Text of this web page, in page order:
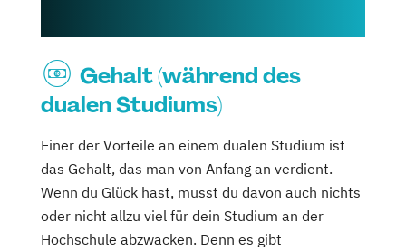
Gehalt (während des
dualen Studiums)
Einer der Vorteile an einem dualen Studium ist
das Gehalt, das man von Anfang an verdient.
Wenn du Glück hast, musst du davon auch nichts
oder nicht allzu viel für dein Studium an der
Hochschule abzwacken. Denn es gibt